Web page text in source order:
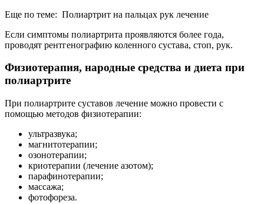
Еще по теме: Полиартрит на пальцах рук лечение
Если симптомы полиартрита проявляются более года,
проводят рентгенографию коленного сустава, стоп, рук.
Физиотерапия, народные средства и диета при
полиартрите
При полиартрите суставов лечение можно провести с
помощью методов физиотерапии:
ультразвука;
магнитотерапии;
озонотерапии;
криотерапии (лечение азотом);
парафинотерапии;
массажа;
фотофореза.